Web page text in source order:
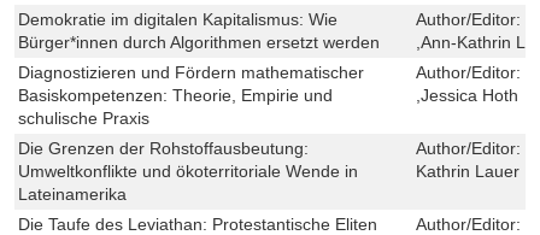
Demokratie im digitalen Kapitalismus: Wie
Bürger*innen durch Algorithmen ersetzt werden
Author/Editor:
,Ann-Kathrin
Diagnostizieren und Fördern mathematischer
Basiskompetenzen: Theorie, Empirie und
schulische Praxis
Author/Editor:
,Jessica Hoth
Die Grenzen der Rohstoffausbeutung:
Umweltkonflikte und ökoterritoriale Wende in
Lateinamerika
Author/Editor:
Kathrin Lauer
Die Taufe des Leviathan: Protestantische Eliten
Author/Editor: